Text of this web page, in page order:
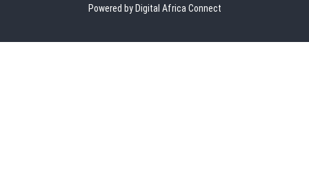
Powered by Digital Africa Connect